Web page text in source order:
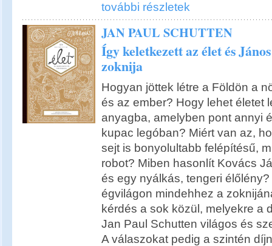
további részletek
JAN PAUL SCHUTTEN
Így keletkezett az élet és
zoknija
Hogyan jöttek létre a Földön a
és az ember? Hogy lehet életet
anyagba, amelyben pont annyi
kupac legóban? Miért van az,
sejt is bonyolultabb felépítésű,
robot? Miben hasonlít Kovács
és egy nyálkás, tengeri
égvilágon mindehhez a
kérdés a sok közül, melyekre a
Jan Paul Schutten világos és
A válaszokat pedig a szintén